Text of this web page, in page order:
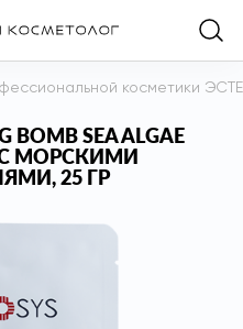
косметики
BOMB SEA ALGAE
С МОРСКИМИ
25 ГР